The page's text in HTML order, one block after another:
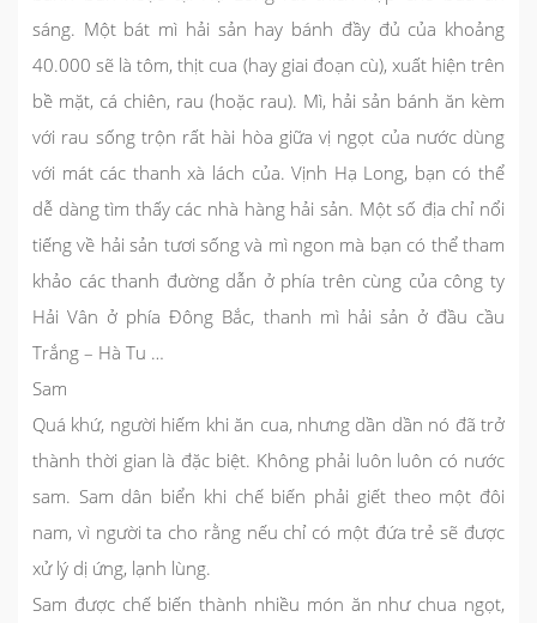
sáng. Một bát mì hải sản hay bánh đầy đủ của khoảng
40.000 sẽ là tôm, thịt cua (hay giai đoạn cù), xuất hiện trên
bề mặt, cá chiên, rau (hoặc rau). Mì, hải sản bánh ăn kèm
với rau sống trộn rất hài hòa giữa vị ngọt của nước dùng
với mát các thanh xà lách của. Vịnh Hạ Long, bạn có thể
dễ dàng tìm thấy các nhà hàng hải sản. Một số địa chỉ nổi
tiếng về hải sản tươi sống và mì ngon mà bạn có thể tham
khảo các thanh đường dẫn ở phía trên cùng của công ty
Hải Vân ở phía Đông Bắc, thanh mì hải sản ở đầu cầu
Trắng – Hà Tu …
Sam
Quá khứ, người hiếm khi ăn cua, nhưng dần dần nó đã trở
thành thời gian là đặc biệt. Không phải luôn luôn có nước
sam. Sam dân biển khi chế biến phải giết theo một đôi
nam, vì người ta cho rằng nếu chỉ có một đứa trẻ sẽ được
xử lý dị ứng, lạnh lùng.
Sam được chế biến thành nhiều món ăn như chua ngọt,